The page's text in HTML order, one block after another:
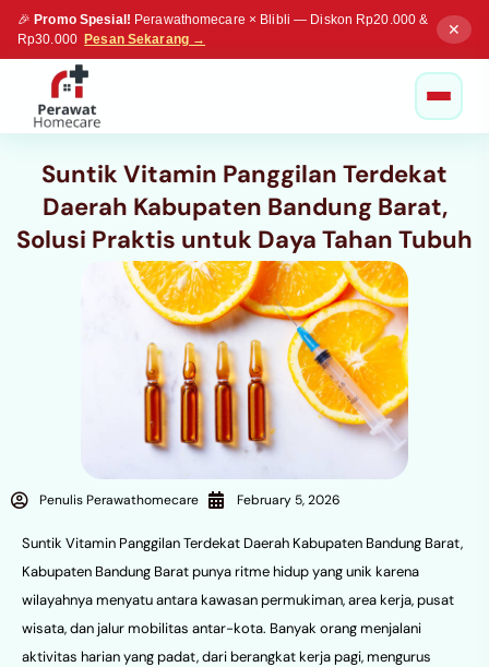
🎉 Promo Spesial! Perawathomecare × Blibli — Diskon Rp20.000 &
Rp30.000 Pesan Sekarang →
✕
Suntik Vitamin Panggilan Terdekat
Daerah Kabupaten Bandung Barat,
Solusi Praktis untuk Daya Tahan Tubuh
Penulis Perawathomecare February 5, 2026
Suntik Vitamin Panggilan Terdekat Daerah Kabupaten Bandung Barat,
Kabupaten Bandung Barat punya ritme hidup yang unik karena
wilayahnya menyatu antara kawasan permukiman, area kerja, pusat
wisata, dan jalur mobilitas antar-kota. Banyak orang menjalani
aktivitas harian yang padat, dari berangkat kerja pagi, mengurus